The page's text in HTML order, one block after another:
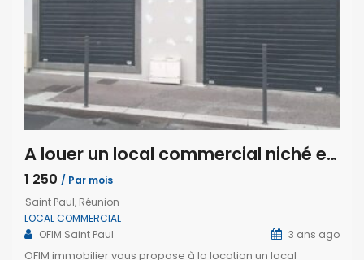
A louer un local commercial niché en plein centre-ville de Saint-Paul
1 250 / Par mois
Saint Paul, Réunion
LOCAL COMMERCIAL
OFIM Saint Paul
3 ans ago
OFIM immobilier vous propose à la location un local